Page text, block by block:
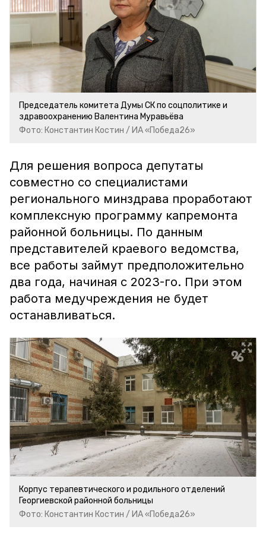
Председатель комитета Думы СК по соцполитике и
здравоохранению Валентина Муравьёва
Фото: Константин Костин / ИА «Победа26»
Для решения вопроса депутаты
совместно со специалистами
регионального минздрава проработают
комплексную программу капремонта
районной больницы. По данным
представителей краевого ведомства,
все работы займут предположительно
два года, начиная с 2023-го. При этом
работа медучреждения не будет
останавливаться.
Корпус терапевтического и родильного отделений
Георгиевской районной больницы
Фото: Константин Костин / ИА «Победа26»